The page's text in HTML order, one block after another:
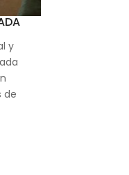
y
de